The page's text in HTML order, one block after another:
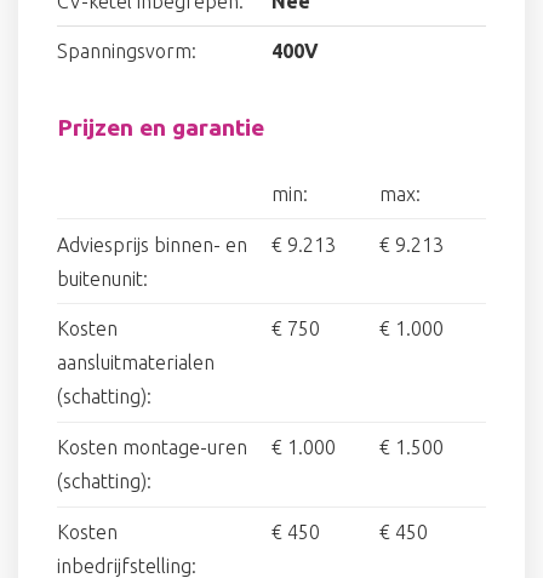
Spanningsvorm: 400V
Prijzen en garantie
min: max:
Adviesprijs binnen- en
buitenunit:
€ 9.213 € 9.213
Kosten
aansluitmaterialen
(schatting):
€ 750 € 1.000
Kosten montage-uren
(schatting):
€ 1.000 € 1.500
Kosten
inbedrijfstelling:
€ 450 € 450